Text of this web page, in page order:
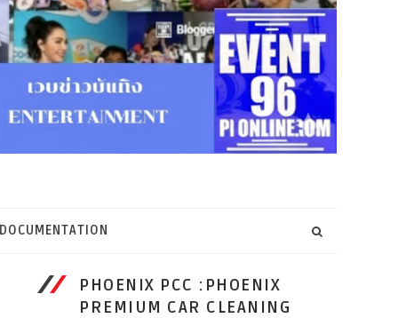
DOCUMENTATION
PHOENIX PCC :PHOENIX
PREMIUM CAR CLEANING